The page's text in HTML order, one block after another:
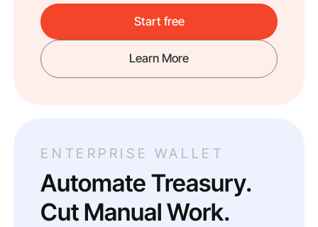
Start free
Learn More
ENTERPRISE WALLET
Automate Treasury.
Cut Manual Work.